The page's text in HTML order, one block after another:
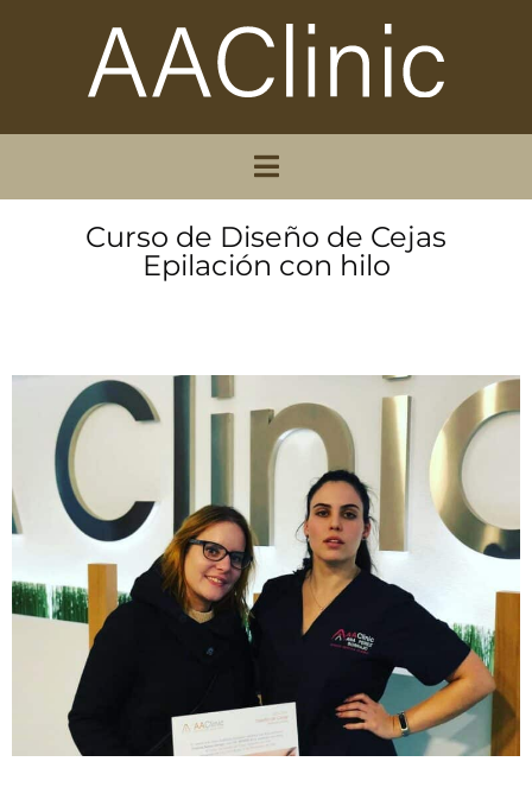
Curso de Diseño de Cejas
Epilación con hilo